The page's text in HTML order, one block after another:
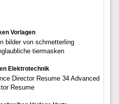
Vorlagen
bilder von schmetterling
tiermasken
Elektrotechnik
Director Resume 34 Advanced
Resume